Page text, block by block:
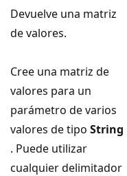
Devuelve una matriz
de valores.
Cree una matriz de
valores para un
parámetro de varios
valores de tipo String
. Puede utilizar
cualquier delimitador